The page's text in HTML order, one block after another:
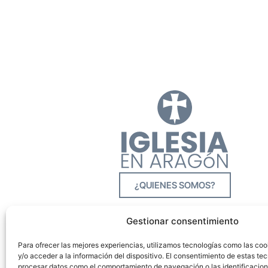
Gestionar consentimiento
Para ofrecer las mejores experiencias, utilizamos tecnologías como las
y/o acceder a la información del dispositivo. El consentimiento de estas
¿QUIENES SOMOS?